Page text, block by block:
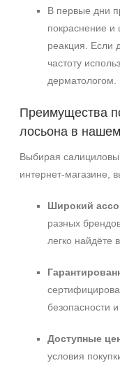
В первые дни
покраснение
реакция. Если
частоту
дерматологом.
Преимущества
лосьона в
Выбирая
интернет‑магазине,
Широкий
разных
легко найдёте
безопасности
Доступные
условия